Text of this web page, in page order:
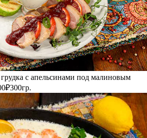
с апельсинами под малиновым
300гр.